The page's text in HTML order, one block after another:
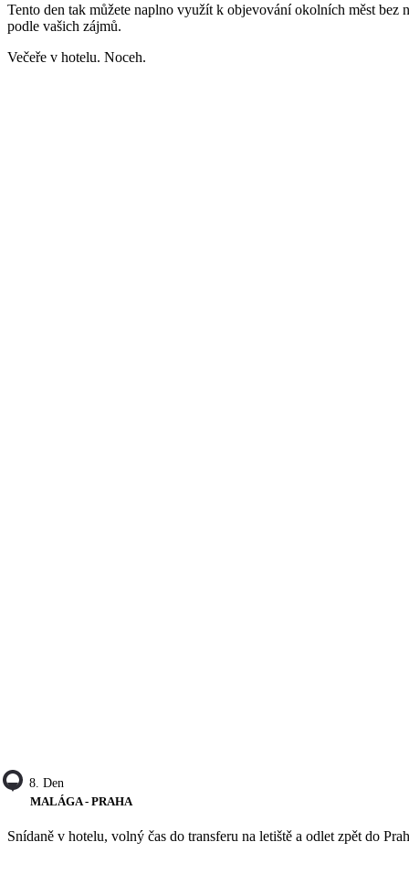
Tento den tak můžete naplno využít k objevování okolních měst
podle vašich zájmů.
Večeře v hotelu. Noceh.
8. Den
MALÁGA - PRAHA
Snídaně v hotelu, volný čas do transferu na letiště a odlet zpět do